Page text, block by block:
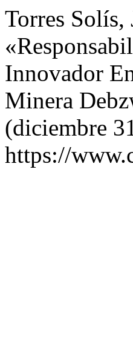
Torres Solís,
Innovador
Minera
(diciembre
https://